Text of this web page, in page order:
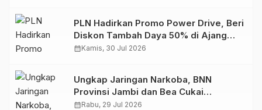
PLN Hadirkan Promo Power Drive, Beri
Diskon Tambah Daya 50% di Ajang
GIIAS 2026
calendar_monthKamis, 30 Jul 2026
Ungkap Jaringan Narkoba, BNN
Provinsi Jambi dan Bea Cukai
Amankan Sembilan Pelaku beserta
calendar_monthRabu, 29 Jul 2026